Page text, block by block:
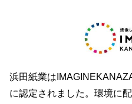
浜田紙業は
に認定されました。環境に